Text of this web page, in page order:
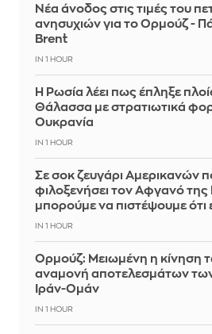
Νέα άνοδος στις τιμές του
ανησυχιών για το Ορμούζ -
Brent
IN 1 HOUR
Η Ρωσία λέει πως έπληξε
Θάλασσα με στρατιωτικά
Ουκρανία
IN 1 HOUR
Σε σοκ ζευγάρι Αμερικανών
φιλοξενήσει τον Αφγανό
μπορούμε να πιστέψουμε ότι
IN 1 HOUR
Ορμούζ: Μειωμένη η κίνηση
αναμονή αποτελεσμάτων
Ιράν-Ομάν
IN 1 HOUR